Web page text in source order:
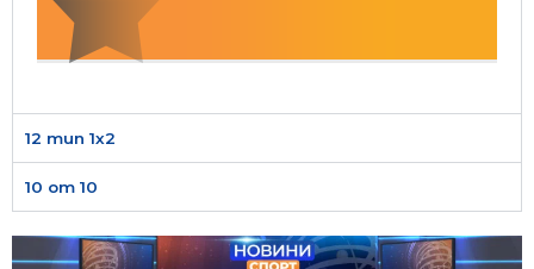
12 тип 1х2
10 от 10